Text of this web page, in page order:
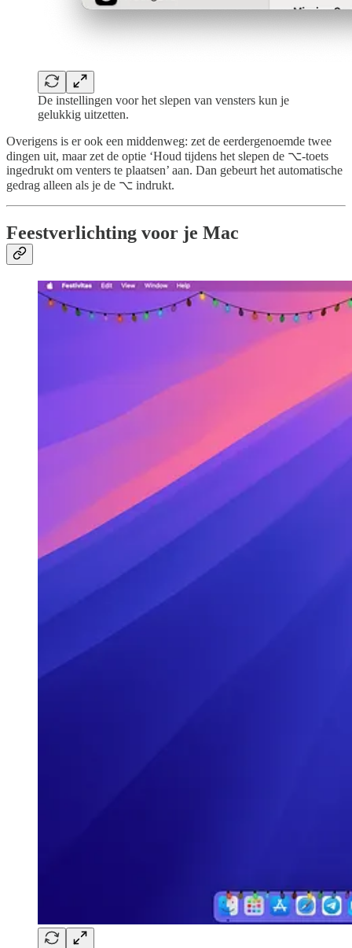
De instellingen voor het slepen van vensters kun je
gelukkig uitzetten.
Overigens is er ook een middenweg: zet de eerdergenoemde twee
dingen uit, maar zet de optie ‘Houd tijdens het slepen de ⌥-toets
ingedrukt om venters te plaatsen’ aan. Dan gebeurt het automatische
gedrag alleen als je de ⌥ indrukt.
Feestverlichting voor je Mac